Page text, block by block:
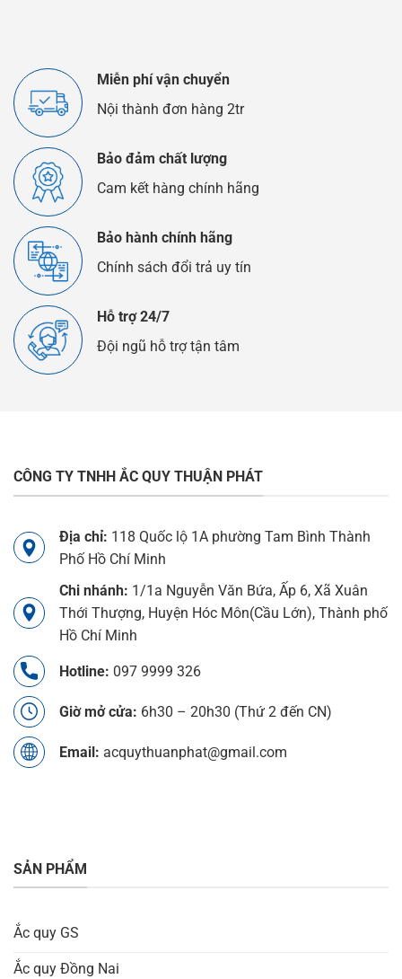
Thế
Miễn phí vận chuyển
Nội thành đơn hàng 2tr
Bảo đảm chất lượng
Cam kết hàng chính hãng
Bảo hành chính hãng
Chính sách đổi trả uy tín
Hỗ trợ 24/7
Đội ngũ hỗ trợ tận tâm
CÔNG TY TNHH ẮC QUY THUẬN PHÁT
Địa chỉ: 118 Quốc lộ 1A phường Tam Bình Thành
Phố Hồ Chí Minh
Chi nhánh: 1/1a Nguyễn Văn Bứa, Ấp 6, Xã Xuân
Thới Thượng, Huyện Hóc Môn(Cầu Lớn), Thành phố
Hồ Chí Minh
Hotline: 097 9999 326
Giờ mở cửa: 6h30 – 20h30 (Thứ 2 đến CN)
Email: acquythuanphat@gmail.com
SẢN PHẨM
Ắc quy GS
Ắc quy Đồng Nai